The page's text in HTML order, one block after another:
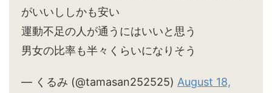
がいいししかも安い
運動不足の人が通うにはいいと思う
男女の比率も半々くらいになりそう
— くるみ (@tamasan252525) August 18,